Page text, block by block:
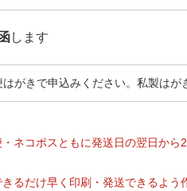
します
がきで申込みください。私製はが
ネコポスともに発送日の翌日か
るだけ早く印刷・発送できるよ